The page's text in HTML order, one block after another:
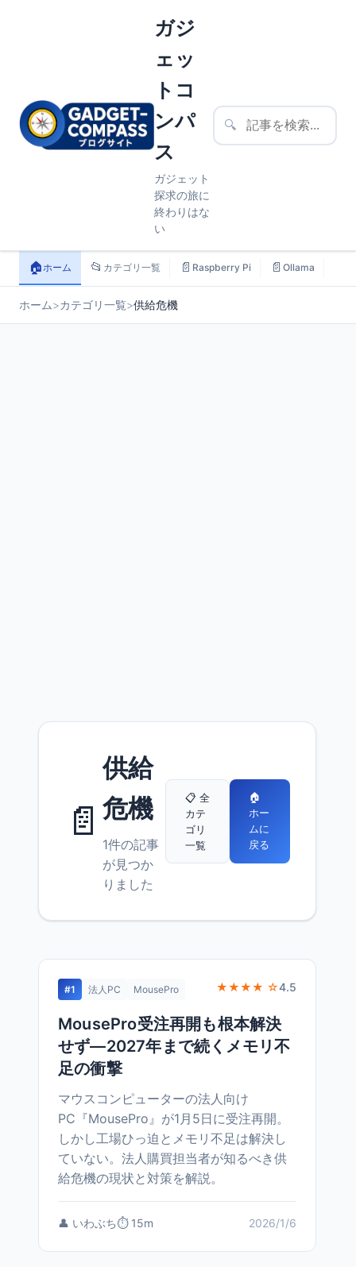
ガジ
ェッ
トコ
ンパ
ス
ガジェット
探求の旅に
終わりはな
い
🔍
🏠ホーム 📂 カテゴリ一覧 📄 Raspberry Pi 📄 Ollama
ホーム>カテゴリ一覧>供給危機
📄
供給
危機
1件の記事
が見つか
りました
📋 全
カテ
ゴリ
一覧
🏠
ホー
ムに
戻る
#1 法人PC MousePro ★★★★ ☆4.5
MousePro受注再開も根本解決
せず—2027年まで続くメモリ不
足の衝撃
マウスコンピューターの法人向け
PC『MousePro』が1月5日に受注再開。
しかし工場ひっ迫とメモリ不足は解決し
ていない。法人購買担当者が知るべき供
給危機の現状と対策を解説。
👤 いわぶち⏱️ 15m 2026/1/6